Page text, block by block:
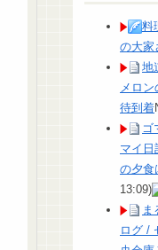
料
の大家
地
メロ
待到着
ゴ
マイ日
の夕食
13:09)
ログ /